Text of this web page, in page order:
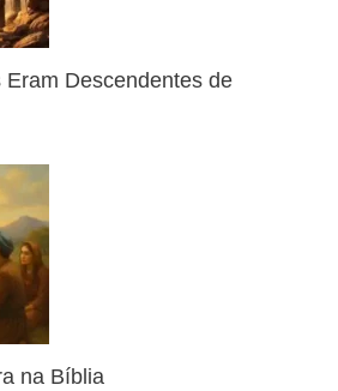
Eram Descendentes de
na Bíblia